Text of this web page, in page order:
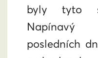
byly tyto
posledních